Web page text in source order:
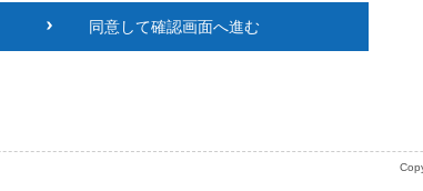
同意して確認画面へ進む